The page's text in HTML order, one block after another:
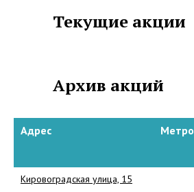
официальном сайте и на портале
Текущие акции
Архив акций
Адрес Метро
Кировоградская улица, 15